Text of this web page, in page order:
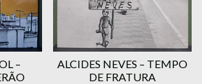
–
ALCIDES NEVES – TEMPO
DE FRATURA